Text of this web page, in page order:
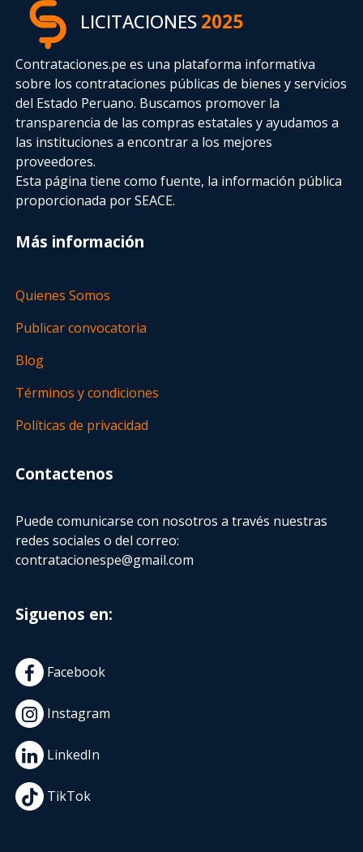
LICITACIONES2025
Contrataciones.pe es una plataforma informativa
sobre los contrataciones públicas de bienes y servicios
del Estado Peruano. Buscamos promover la
transparencia de las compras estatalesy ayudamos a
las instituciones a encontrar a los mejores
proveedores.
Esta página tiene como fuente, la información pública
proporcionada por SEACE.
Más información
Quienes Somos
Publicar convocatoria
Blog
Términos y condiciones
Políticas de privacidad
Contactenos
Puede comunicarse con nosotros a través nuestras
redes sociales o del correo:
contratacionespe@gmail.com
Siguenos en:
Facebook
Instagram
LinkedIn
TikTok